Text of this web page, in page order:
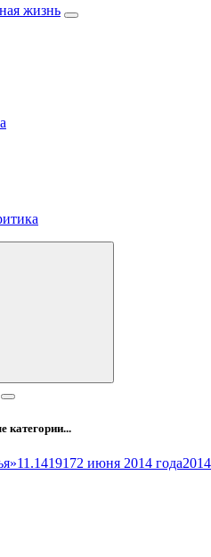
жизнь
категории...
11.1419172 июня 2014 года2014